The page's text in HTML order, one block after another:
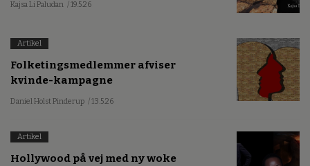
Kajsa Li Paludan / 19.5.26
Artikel
Folketingsmedlemmer afviser
kvinde-kampagne
Daniel Holst Pinderup / 13.5.26
Artikel
Hollywood på vej med ny woke